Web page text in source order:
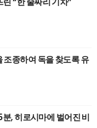
조종하여 독을 찾도록 유
, 히로시마에 벌어진 비